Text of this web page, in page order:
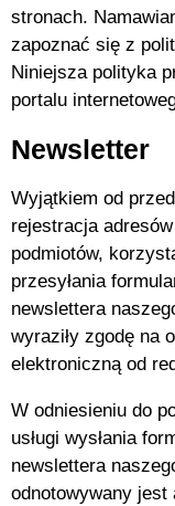
stronach.
zapoznać się z
Niniejsza polityka
portalu
Newsletter
Wyjątkiem od
rejestracja
podmiotów,
przesyłania
newslettera
wyraziły zgodę na
elektroniczną od
W odniesieniu do
usługi wysłania
newslettera
odnotowywany